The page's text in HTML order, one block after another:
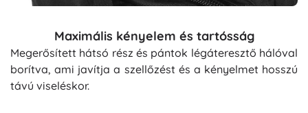
Maximális kényelem és tartósság
Megerősített hátsó rész és pántok légáteresztő hálóval
borítva, ami javítja a szellőzést és a kényelmet hosszú
távú viseléskor.